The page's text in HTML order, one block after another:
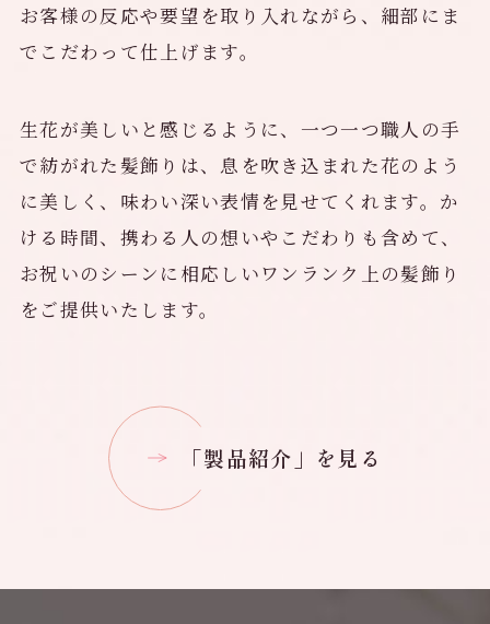
お客様の反応や要望を取り入れながら、細部にま
でこだわって仕上げます。
生花が美しいと感じるように、一つ一つ職人の手
で紡がれた髪飾りは、息を吹き込まれた花のよう
に美しく、味わい深い表情を見せてくれます。か
ける時間、携わる人の想いやこだわりも含めて、
お祝いのシーンに相応しいワンランク上の髪飾り
をご提供いたします。
「製品紹介」を見る